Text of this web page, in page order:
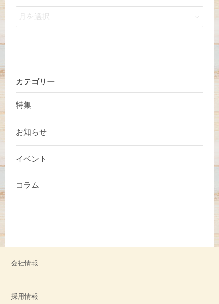
カテゴリー
特集
お知らせ
イベント
コラム
会社情報
採用情報